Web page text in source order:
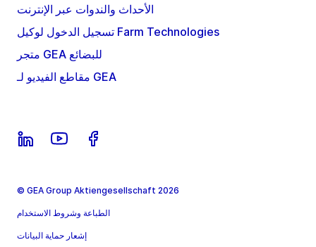
الأحداث والندوات عبر الإنترنت
تسجيل الدخول لوكيل Farm Technologies
متجر GEA للبضائع
مقاطع الفيديو لـ GEA
© GEA Group Aktiengesellschaft 2026
الطباعة وشروط الاستخدام
إشعار حماية البيانات